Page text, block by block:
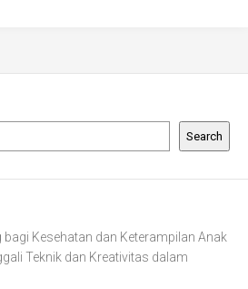
Search
Kesehatan dan Keterampilan Anak
Teknik dan Kreativitas dalam